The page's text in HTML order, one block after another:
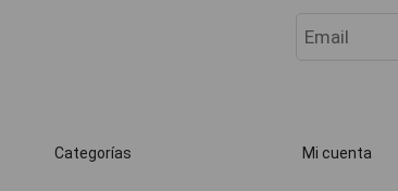
Categorías Mi cuenta